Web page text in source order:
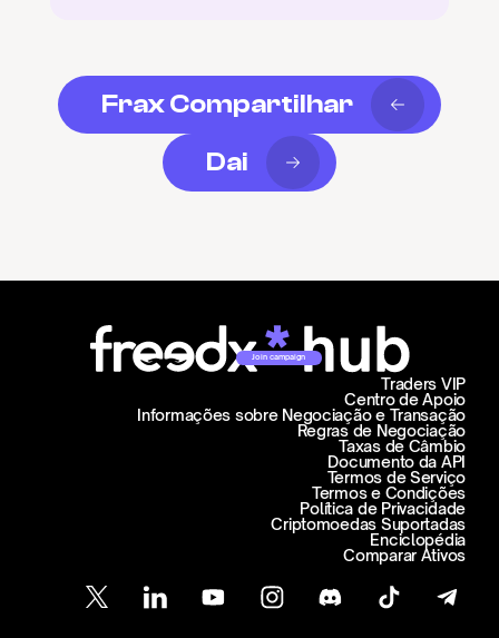
Frax Compartilhar
Dai
Join campaign
Centro de Apoio
Informações sobre Negociação e Transação
Traders VIP
Regras de Negociação
Taxas de Câmbio
Documento da API
Termos de Serviço
Termos e Condições
Política de Privacidade
Criptomoedas Suportadas
Enciclopédia
Comparar Ativos